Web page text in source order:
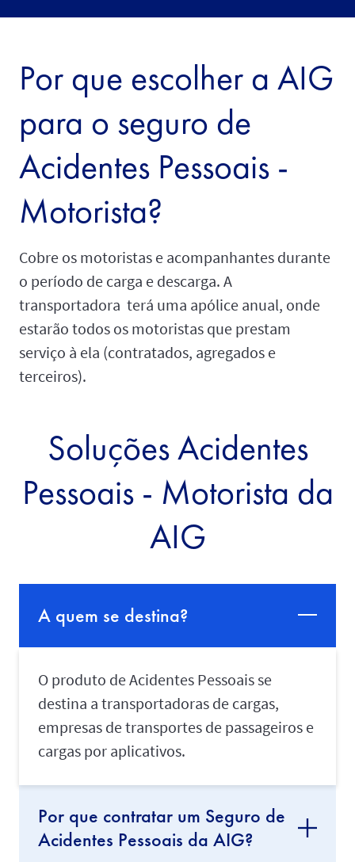
Por que escolher a AIG
para o seguro de
Acidentes Pessoais -
Motorista?
Cobre os motoristas e acompanhantes durante
o período de carga e descarga. A
transportadora terá uma apólice anual, onde
estarão todos os motoristas que prestam
serviço à ela (contratados, agregados e
terceiros).
Soluções Acidentes
Pessoais - Motorista da
AIG
A quem se destina?
O produto de Acidentes Pessoais se
destina a transportadoras de cargas,
empresas de transportes de passageiros e
cargas por aplicativos.
Por que contratar um Seguro de
Acidentes Pessoais da AIG?